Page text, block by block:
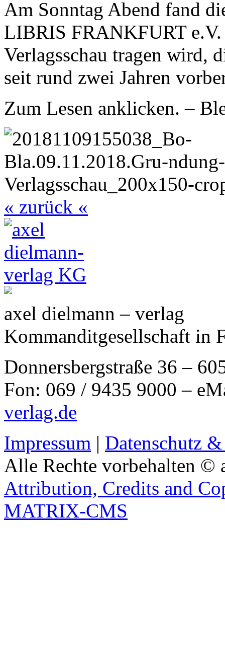
Am Sonntag Abend fand
LIBRIS FRANKFURT
Verlagsschau tragen wird,
seit rund zwei Jahren
Zum Lesen anklicken. –
« zurück «
axel dielmann – verlag
Kommanditgesellschaft in
Donnersbergstraße 36 –
Fon: 069 / 9435 9000 –
verlag.de
Impressum | Datenschutz
Alle Rechte vorbehalten ©
Attribution, Credits and
MATRIX-CMS